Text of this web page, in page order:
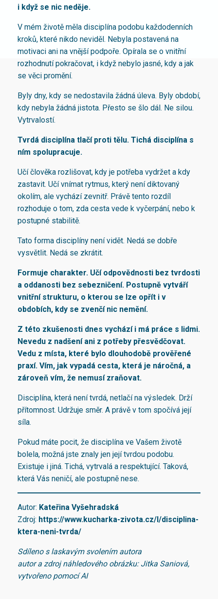
i když se nic neděje.
V mém životě měla disciplína podobu každodenních
kroků, které nikdo neviděl. Nebyla postavená na
motivaci ani na vnější podpoře. Opírala se o vnitřní
rozhodnutí pokračovat, i když nebylo jasné, kdy a jak
se věci promění.
Byly dny, kdy se nedostavila žádná úleva. Byly období,
kdy nebyla žádná jistota. Přesto se šlo dál. Ne silou.
Vytrvalostí.
Tvrdá disciplína tlačí proti tělu. Tichá disciplína s
ním spolupracuje.
Učí člověka rozlišovat, kdy je potřeba vydržet a kdy
zastavit. Učí vnímat rytmus, který není diktovaný
okolím, ale vychází zevnitř. Právě tento rozdíl
rozhoduje o tom, zda cesta vede k vyčerpání, nebo k
postupné stabilitě.
Tato forma disciplíny není vidět. Nedá se dobře
vysvětlit. Nedá se zkrátit.
Formuje charakter. Učí odpovědnosti bez tvrdosti
a oddanosti bez sebezničení. Postupně vytváří
vnitřní strukturu, o kterou se lze opřít i v
obdobích, kdy se zvenčí nic nemění.
Z této zkušenosti dnes vychází i má práce s lidmi.
Nevedu z nadšení ani z potřeby přesvědčovat.
Vedu z místa, které bylo dlouhodobě prověřené
praxí. Vím, jak vypadá cesta, která je náročná, a
zároveň vím, že nemusí zraňovat.
Disciplína, která není tvrdá, netlačí na výsledek. Drží
přítomnost. Udržuje směr. A právě v tom spočívá její
síla.
Pokud máte pocit, že disciplína ve Vašem životě
bolela, možná jste znaly jen její tvrdou podobu.
Existuje i jiná. Tichá, vytrvalá a respektující. Taková,
která Vás neničí, ale postupně nese.
Autor: Kateřina Vyšehradská
Zdroj: https://www.kucharka-zivota.cz/l/disciplina-
ktera-neni-tvrda/
Sdíleno s laskavým svolením autora
autor a zdroj náhledového obrázku: Jitka Saniová,
vytvořeno pomocí AI